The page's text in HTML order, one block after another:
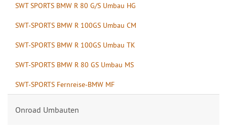
SWT SPORTS BMW R 80 G/S Umbau HG
SWT-SPORTS BMW R 100GS Umbau CM
SWT-SPORTS BMW R 100GS Umbau TK
SWT-SPORTS BMW R 80 GS Umbau MS
SWT-SPORTS Fernreise-BMW MF
Onroad Umbauten